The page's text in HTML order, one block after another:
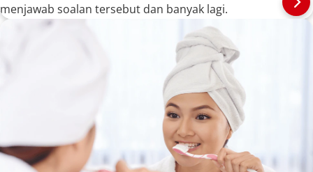
menjawab soalan tersebut dan banyak lagi.